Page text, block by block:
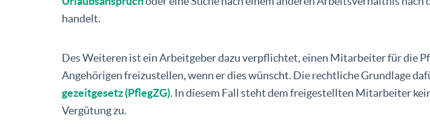
handelt.
Des Weiteren ist ein Arbeitgeber dazu verpflichtet, einen Mitarbeiter für die
Angehörigen freizustellen, wenn er dies wünscht. Die rechtliche Grundlage
ge­zeit­ge­setz (Pfleg­ZG). In diesem Fall steht dem freigestellten Mitarbeiter
Vergütung zu.